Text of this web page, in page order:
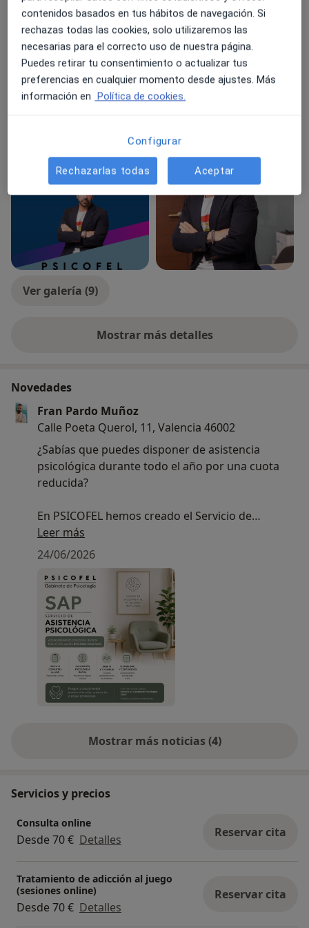
Duelo
Fobias +52a11y_sr_more_diseases
Pacientes que atiendo
Adultos (Solo en algunas direcciones)
Tipos de consulta
Ver calendario online
Fotos y vídeos
Ver galería (9)
Mostrar más detalles
sobre la experiencia
Novedades
Fran Pardo Muñoz
Calle Poeta Querol, 11, Valencia 46002
¿Sabías que puedes disponer de asistencia
psicológica durante todo el año por una cuota
reducida?
En PSICOFEL hemos creado el Servicio de
Asistencia Psicológica (SAP), un programa anual
que incluye hasta 15 consultas psicológicas,
evaluación inicial mediante pruebas psicológicas
y seguimiento profesional continuado para
ayudarte a cuidar tu bienestar emocional cuando
lo necesites.
Porque la salud mental no debería ser un recurso
al que acudir únicamente cuando aparece un
problema, sino una herramienta para prevenir,
crecer y afrontar mejor los retos de la vida.
Psicológica y descubre cómo podemos
Leer más
24/06/2026
Mostrar más noticias (4)
Servicios y precios
Consulta online
Desde 70 € Detalles Reservar cita
Tratamiento de adicción al juego
(sesiones online)
Desde 70 € Detalles
Reservar cita
contenidos basados en tus hábitos de navegación. Si
rechazas todas las cookies, solo utilizaremos las
necesarias para el correcto uso de nuestra página.
Puedes retirar tu consentimiento o actualizar tus
preferencias en cualquier momento desde ajustes. Más
información en Política de cookies.
Configurar
Rechazarlas todas Aceptar